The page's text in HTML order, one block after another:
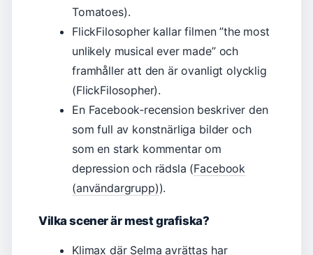
Tomatoes).
FlickFilosopher kallar filmen ”the most
unlikely musical ever made” och
framhåller att den är ovanligt olycklig
(FlickFilosopher).
En Facebook‑recension beskriver den
som full av konstnärliga bilder och
som en stark kommentar om
depression och rädsla (Facebook
(användargrupp)).
Vilka scener är mest grafiska?
Klimax där Selma avrättas har